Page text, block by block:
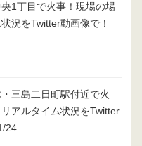
1丁目で火事！現場の場
況をTwitter動画像で！
三島二日町駅付近で火
アルタイム状況をTwitter
24